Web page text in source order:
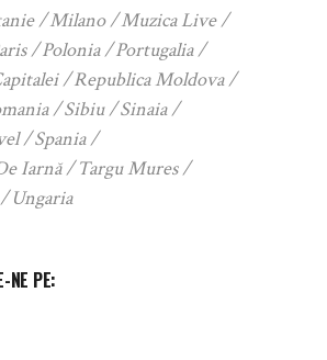
Milano
Muzica Live
Polonia
Portugalia
Republica Moldova
Sibiu
Sinaia
Spania
Iarnă
Targu Mures
Ungaria
NE PE: